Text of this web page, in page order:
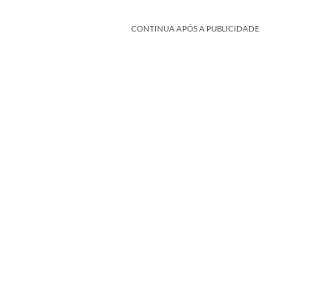
CONTINUA APÓS A PUBLICIDADE